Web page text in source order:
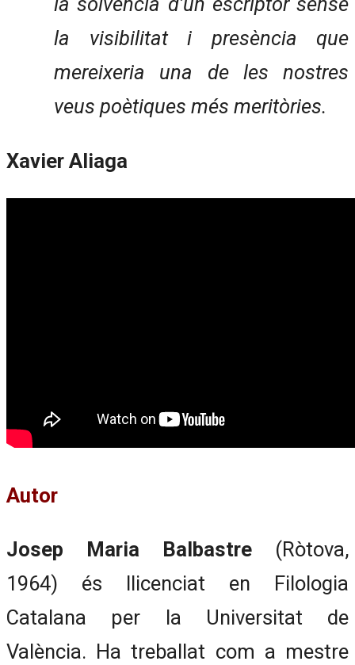
la visibilitat i presència que
mereixeria una de les nostres
veus poètiques més meritòries.
Xavier Aliaga
Autor
Josep Maria Balbastre (Ròtova,
1964) és llicenciat en Filologia
Catalana per la Universitat de
València. Ha treballat com a mestre